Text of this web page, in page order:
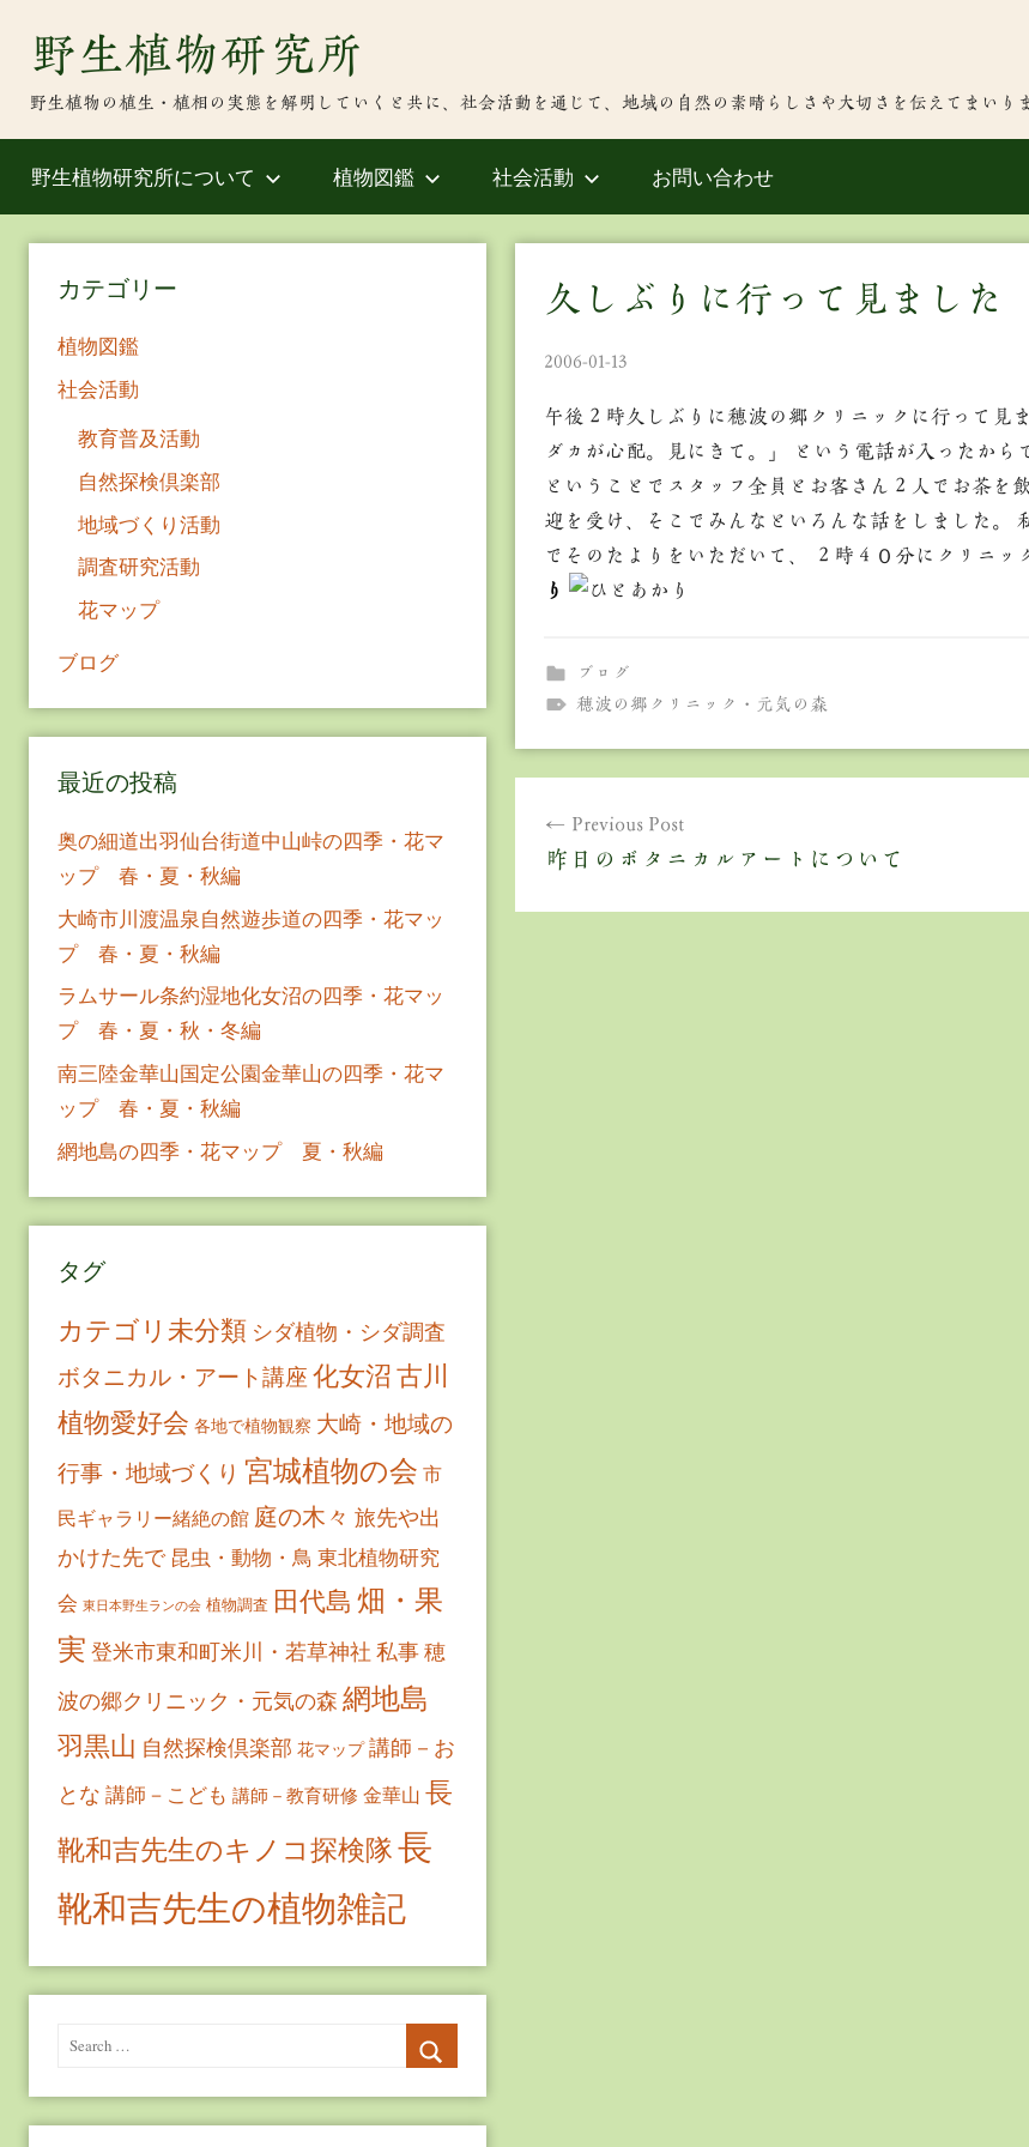
野生植物研究所
野生植物の植生・植相の実態を解明していくと共に、社会活動を通じて、地域の自然の素晴らしさや大切さを伝えてまいり
野生植物研究所について 植物図鑑 社会活動 お問い合わせ
久しぶりに行って見ました
2006-01-13
午後２時久しぶりに穂波の郷クリニックに行って見
ダカが心配。見にきて。」 という電話が入ったか
ということでスタッフ全員とお客さん２人でお茶を
迎を受け、そこでみんなといろんな話をしました。
でそのたよりをいただいて、 ２時４０分にクリニッ
り
ブログ
穂波の郷クリニック・元気の森
Previous Post
昨日のボタニカルアートについて
カテゴリー
植物図鑑
社会活動
教育普及活動
自然探検倶楽部
地域づくり活動
調査研究活動
花マップ
ブログ
最近の投稿
奥の細道出羽仙台街道中山峠の四季・花マ
ップ 春・夏・秋編
大崎市川渡温泉自然遊歩道の四季・花マッ
プ 春・夏・秋編
ラムサール条約湿地化女沼の四季・花マッ
プ 春・夏・秋・冬編
南三陸金華山国定公園金華山の四季・花マ
ップ 春・夏・秋編
網地島の四季・花マップ 夏・秋編
タグ
カテゴリ未分類 シダ植物・シダ調査
ボタニカル・アート講座 化女沼古川
植物愛好会 各地で植物観察 大崎・地域の
行事・地域づくり 宮城植物の会 市
民ギャラリー緒絶の館 庭の木々 旅先や出
かけた先で 昆虫・動物・鳥 東北植物研究
会 東日本野生ランの会 植物調査 田代島 畑・果
実 登米市東和町米川・若草神社 私事穂
波の郷クリニック・元気の森 網地島
羽黒山 自然探検倶楽部 花マップ 講師－お
とな 講師－こども 講師－教育研修 金華山 長
靴和吉先生のキノコ探検隊長
靴和吉先生の植物雑記
Search